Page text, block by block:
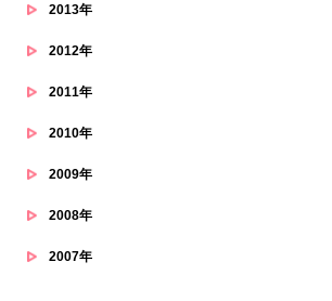
2013年
2012年
2011年
2010年
2009年
2008年
2007年